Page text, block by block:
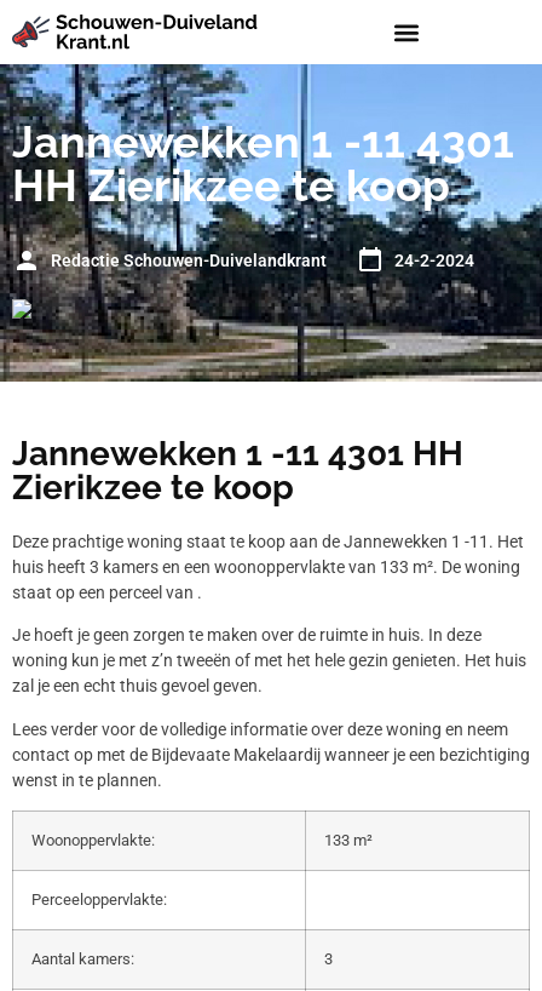
Jannewekken 1 -11 4301
HH Zierikzee te koop
Redactie Schouwen-Duivelandkrant 24-2-2024
Jannewekken 1 -11 4301 HH
Zierikzee te koop
Deze prachtige woning staat te koop aan de Jannewekken 1 -11. Het
huis heeft 3 kamers en een woonoppervlakte van 133 m². De woning
staat op een perceel van .
Je hoeft je geen zorgen te maken over de ruimte in huis. In deze
woning kun je met z’n tweeën of met het hele gezin genieten. Het huis
zal je een echt thuis gevoel geven.
Lees verder voor de volledige informatie over deze woning en neem
contact op met de Bijdevaate Makelaardij wanneer je een bezichtiging
wenst in te plannen.
Woonoppervlakte: 133 m²
Perceeloppervlakte:
Aantal kamers: 3